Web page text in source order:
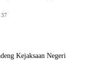
Kejaksaan Negeri